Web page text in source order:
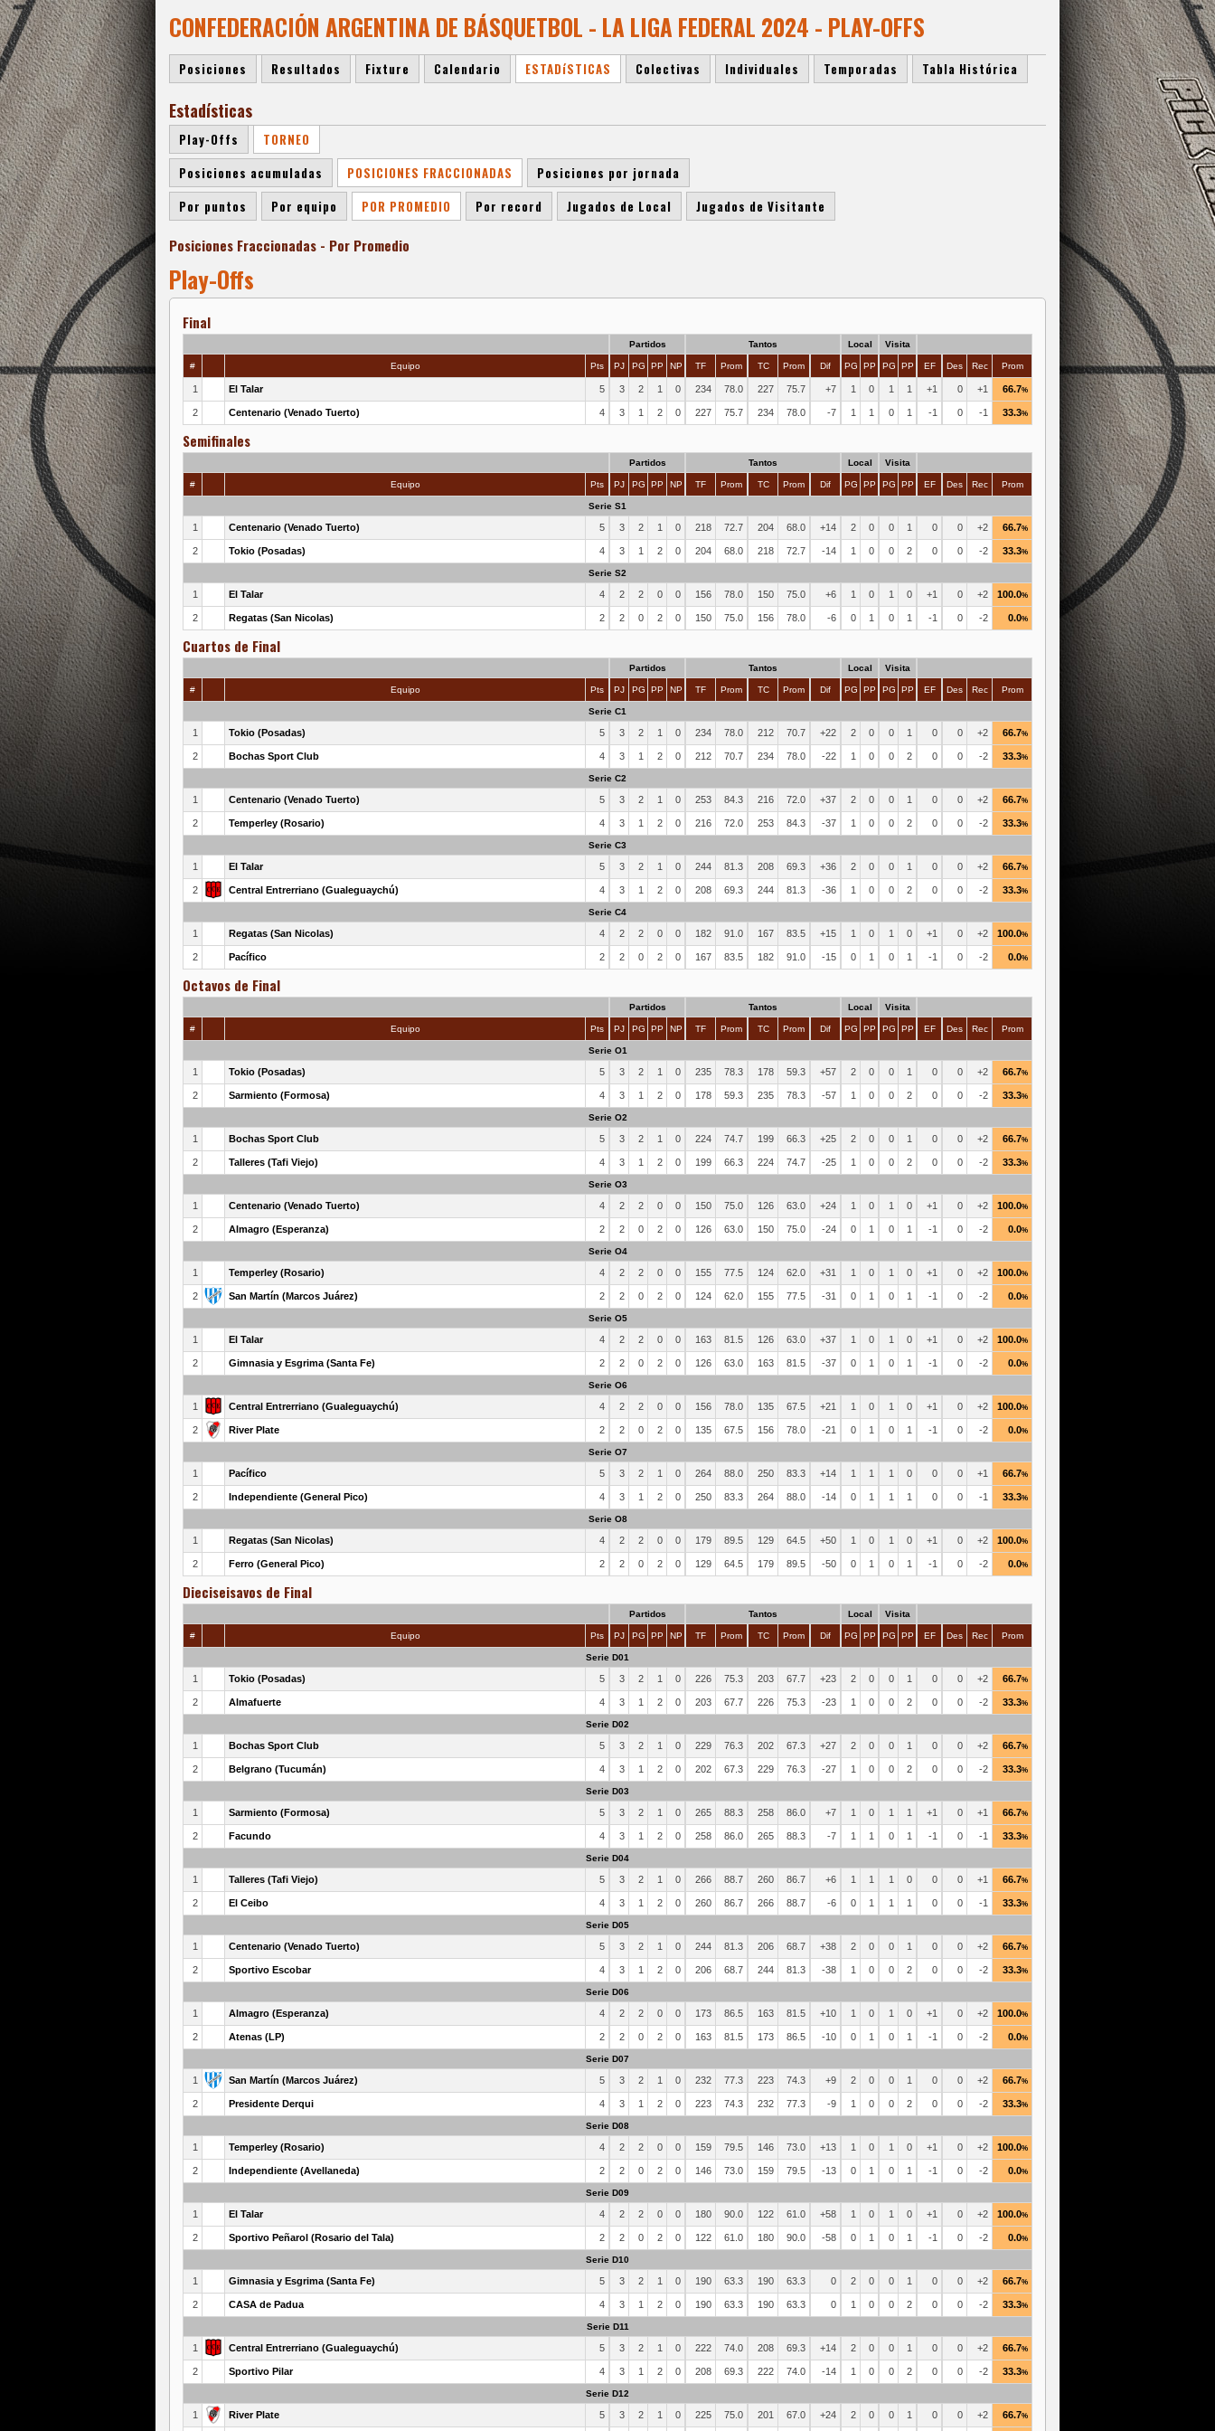
CONFEDERACIÓN ARGENTINA DE BÁSQUETBOL - LA LIGA FEDERAL 2024 - PLAY-OFFS
Posiciones Resultados Fixture Calendario ESTADíSTICAS Colectivas Individuales Temporadas Tabla Histórica
Estadísticas
Play-Offs
TORNEO
Posiciones acumuladas
POSICIONES FRACCIONADAS
Posiciones por jornada
Por puntos
Por equipo POR PROMEDIO Por record Jugados de Local Jugados de Visitante
Posiciones Fraccionadas - Por Promedio
Play-Offs
Final
Partidos Tantos Local Visita
# Equipo Pts PJ PG PP NP TF Prom TC Prom Dif PG PP PG PP EF Des Rec Prom
1 El Talar 5 3 2 1 0 234 78.0 227 75.7 +7 1 0 1 1 +1 0 +1 66.7%
2 Centenario (Venado Tuerto) 4 3 1 2 0 227 75.7 234 78.0 -7 1 1 0 1 -1 0 -1 33.3%
Semifinales
Partidos Tantos Local Visita
# Equipo Pts PJ PG PP NP TF Prom TC Prom Dif PG PP PG PP EF Des Rec Prom
Serie S1
1 Centenario (Venado Tuerto) 5 3 2 1 0 218 72.7 204 68.0 +14 2 0 0 1 0 0 +2 66.7%
2 Tokio (Posadas) 4 3 1 2 0 204 68.0 218 72.7 -14 1 0 0 2 0 0 -2 33.3%
Serie S2
1 El Talar 4 2 2 0 0 156 78.0 150 75.0 +6 1 0 1 0 +1 0 +2 100.0%
2 Regatas (San Nicolas) 2 2 0 2 0 150 75.0 156 78.0 -6 0 1 0 1 -1 0 -2 0.0%
Cuartos de Final
Partidos Tantos Local Visita
# Equipo Pts PJ PG PP NP TF Prom TC Prom Dif PG PP PG PP EF Des Rec Prom
Serie C1
1 Tokio (Posadas) 5 3 2 1 0 234 78.0 212 70.7 +22 2 0 0 1 0 0 +2 66.7%
2 Bochas Sport Club 4 3 1 2 0 212 70.7 234 78.0 -22 1 0 0 2 0 0 -2 33.3%
Serie C2
1 Centenario (Venado Tuerto) 5 3 2 1 0 253 84.3 216 72.0 +37 2 0 0 1 0 0 +2 66.7%
2 Temperley (Rosario) 4 3 1 2 0 216 72.0 253 84.3 -37 1 0 0 2 0 0 -2 33.3%
Serie C3
1 El Talar 5 3 2 1 0 244 81.3 208 69.3 +36 2 0 0 1 0 0 +2 66.7%
2 Central Entrerriano (Gualeguaychú) 4 3 1 2 0 208 69.3 244 81.3 -36 1 0 0 2 0 0 -2 33.3%
Serie C4
1 Regatas (San Nicolas) 4 2 2 0 0 182 91.0 167 83.5 +15 1 0 1 0 +1 0 +2 100.0%
2 Pacífico 2 2 0 2 0 167 83.5 182 91.0 -15 0 1 0 1 -1 0 -2 0.0%
Octavos de Final
Partidos Tantos Local Visita
# Equipo Pts PJ PG PP NP TF Prom TC Prom Dif PG PP PG PP EF Des Rec Prom
Serie O1
1 Tokio (Posadas) 5 3 2 1 0 235 78.3 178 59.3 +57 2 0 0 1 0 0 +2 66.7%
2 Sarmiento (Formosa) 4 3 1 2 0 178 59.3 235 78.3 -57 1 0 0 2 0 0 -2 33.3%
Serie O2
1 Bochas Sport Club 5 3 2 1 0 224 74.7 199 66.3 +25 2 0 0 1 0 0 +2 66.7%
2 Talleres (Tafi Viejo) 4 3 1 2 0 199 66.3 224 74.7 -25 1 0 0 2 0 0 -2 33.3%
Serie O3
1 Centenario (Venado Tuerto) 4 2 2 0 0 150 75.0 126 63.0 +24 1 0 1 0 +1 0 +2 100.0%
2 Almagro (Esperanza) 2 2 0 2 0 126 63.0 150 75.0 -24 0 1 0 1 -1 0 -2 0.0%
Serie O4
1 Temperley (Rosario) 4 2 2 0 0 155 77.5 124 62.0 +31 1 0 1 0 +1 0 +2 100.0%
2 San Martín (Marcos Juárez) 2 2 0 2 0 124 62.0 155 77.5 -31 0 1 0 1 -1 0 -2 0.0%
Serie O5
1 El Talar 4 2 2 0 0 163 81.5 126 63.0 +37 1 0 1 0 +1 0 +2 100.0%
2 Gimnasia y Esgrima (Santa Fe) 2 2 0 2 0 126 63.0 163 81.5 -37 0 1 0 1 -1 0 -2 0.0%
Serie O6
1 Central Entrerriano (Gualeguaychú) 4 2 2 0 0 156 78.0 135 67.5 +21 1 0 1 0 +1 0 +2 100.0%
2 River Plate 2 2 0 2 0 135 67.5 156 78.0 -21 0 1 0 1 -1 0 -2 0.0%
Serie O7
1 Pacífico 5 3 2 1 0 264 88.0 250 83.3 +14 1 1 1 0 0 0 +1 66.7%
2 Independiente (General Pico) 4 3 1 2 0 250 83.3 264 88.0 -14 0 1 1 1 0 0 -1 33.3%
Serie O8
1 Regatas (San Nicolas) 4 2 2 0 0 179 89.5 129 64.5 +50 1 0 1 0 +1 0 +2 100.0%
2 Ferro (General Pico) 2 2 0 2 0 129 64.5 179 89.5 -50 0 1 0 1 -1 0 -2 0.0%
Dieciseisavos de Final
Partidos Tantos Local Visita
# Equipo Pts PJ PG PP NP TF Prom TC Prom Dif PG PP PG PP EF Des Rec Prom
Serie D01
1 Tokio (Posadas) 5 3 2 1 0 226 75.3 203 67.7 +23 2 0 0 1 0 0 +2 66.7%
2 Almafuerte 4 3 1 2 0 203 67.7 226 75.3 -23 1 0 0 2 0 0 -2 33.3%
Serie D02
1 Bochas Sport Club 5 3 2 1 0 229 76.3 202 67.3 +27 2 0 0 1 0 0 +2 66.7%
2 Belgrano (Tucumán) 4 3 1 2 0 202 67.3 229 76.3 -27 1 0 0 2 0 0 -2 33.3%
Serie D03
1 Sarmiento (Formosa) 5 3 2 1 0 265 88.3 258 86.0 +7 1 0 1 1 +1 0 +1 66.7%
2 Facundo 4 3 1 2 0 258 86.0 265 88.3 -7 1 1 0 1 -1 0 -1 33.3%
Serie D04
1 Talleres (Tafi Viejo) 5 3 2 1 0 266 88.7 260 86.7 +6 1 1 1 0 0 0 +1 66.7%
2 El Ceibo 4 3 1 2 0 260 86.7 266 88.7 -6 0 1 1 1 0 0 -1 33.3%
Serie D05
1 Centenario (Venado Tuerto) 5 3 2 1 0 244 81.3 206 68.7 +38 2 0 0 1 0 0 +2 66.7%
2 Sportivo Escobar 4 3 1 2 0 206 68.7 244 81.3 -38 1 0 0 2 0 0 -2 33.3%
Serie D06
1 Almagro (Esperanza) 4 2 2 0 0 173 86.5 163 81.5 +10 1 0 1 0 +1 0 +2 100.0%
2 Atenas (LP) 2 2 0 2 0 163 81.5 173 86.5 -10 0 1 0 1 -1 0 -2 0.0%
Serie D07
1 San Martín (Marcos Juárez) 5 3 2 1 0 232 77.3 223 74.3 +9 2 0 0 1 0 0 +2 66.7%
2 Presidente Derqui 4 3 1 2 0 223 74.3 232 77.3 -9 1 0 0 2 0 0 -2 33.3%
Serie D08
1 Temperley (Rosario) 4 2 2 0 0 159 79.5 146 73.0 +13 1 0 1 0 +1 0 +2 100.0%
2 Independiente (Avellaneda) 2 2 0 2 0 146 73.0 159 79.5 -13 0 1 0 1 -1 0 -2 0.0%
Serie D09
1 El Talar 4 2 2 0 0 180 90.0 122 61.0 +58 1 0 1 0 +1 0 +2 100.0%
2 Sportivo Peñarol (Rosario del Tala) 2 2 0 2 0 122 61.0 180 90.0 -58 0 1 0 1 -1 0 -2 0.0%
Serie D10
1 Gimnasia y Esgrima (Santa Fe) 5 3 2 1 0 190 63.3 190 63.3 0 2 0 0 1 0 0 +2 66.7%
2 CASA de Padua 4 3 1 2 0 190 63.3 190 63.3 0 1 0 0 2 0 0 -2 33.3%
Serie D11
1 Central Entrerriano (Gualeguaychú) 5 3 2 1 0 222 74.0 208 69.3 +14 2 0 0 1 0 0 +2 66.7%
2 Sportivo Pilar 4 3 1 2 0 208 69.3 222 74.0 -14 1 0 0 2 0 0 -2 33.3%
Serie D12
1 River Plate 5 3 2 1 0 225 75.0 201 67.0 +24 2 0 0 1 0 0 +2 66.7%